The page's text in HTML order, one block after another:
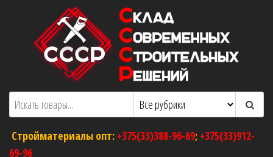
содержимому
ООО "Склад Современных Строительных
Решений"
Оптовый магазин строительных
материалов
Стройматериалы опт: +375(33)388-96-69; +375(33)912-
69-96